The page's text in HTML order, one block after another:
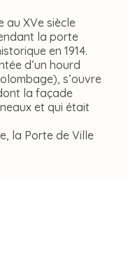
au XVe siècle
la porte
en 1914.
d’un hourd
s’ouvre
la façade
et qui était
la Porte de Ville